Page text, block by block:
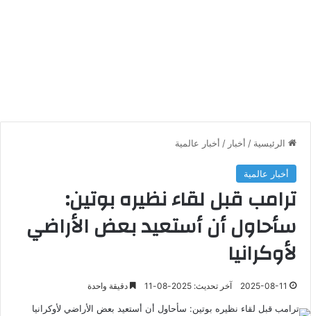
الرئيسية / أخبار / أخبار عالمية
أخبار عالمية
ترامب قبل لقاء نظيره بوتين:
سأحاول أن أستعيد بعض الأراضي
لأوكرانيا
2025-08-11 آخر تحديث: 2025-08-11 دقيقة واحدة